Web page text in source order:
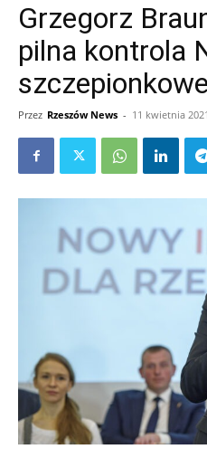
Grzegorz
pilna kontrola
Przez Rzeszów News - 11 kwietnia